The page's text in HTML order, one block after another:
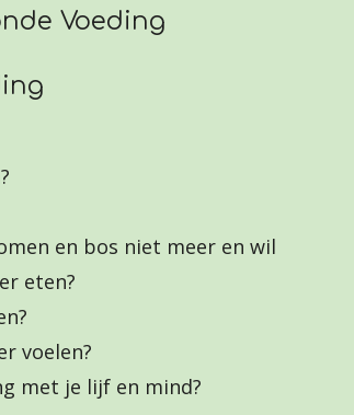
Voeding
en bos niet meer en wil
eten?
voelen?
met je lijf en mind?